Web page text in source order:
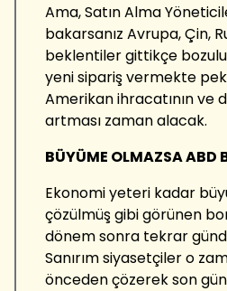
Ama, Satın Alma
bakarsanız Avrupa, Çin,
beklentiler gittikçe
yeni sipariş vermekte
Amerikan ihracatının ve
artması zaman alacak.
BÜYÜME OLMAZSA ABD
Ekonomi yeteri kadar
çözülmüş gibi görünen
dönem sonra tekrar
Sanırım siyasetçiler o
önceden çözerek son